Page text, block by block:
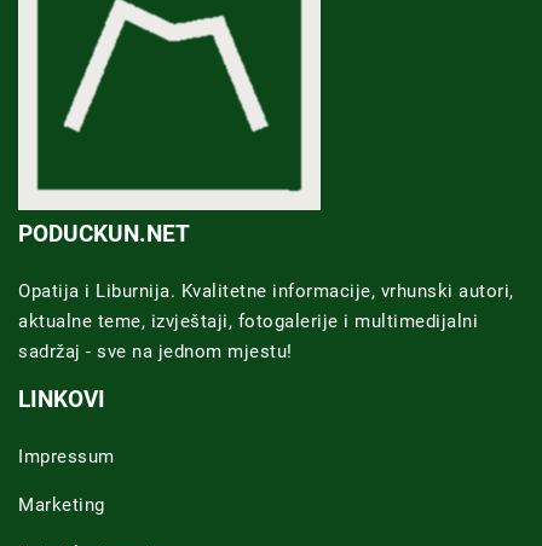
PODUCKUN.NET
Opatija i Liburnija. Kvalitetne informacije, vrhunski autori,
aktualne teme, izvještaji, fotogalerije i multimedijalni
sadržaj - sve na jednom mjestu!
LINKOVI
Impressum
Marketing